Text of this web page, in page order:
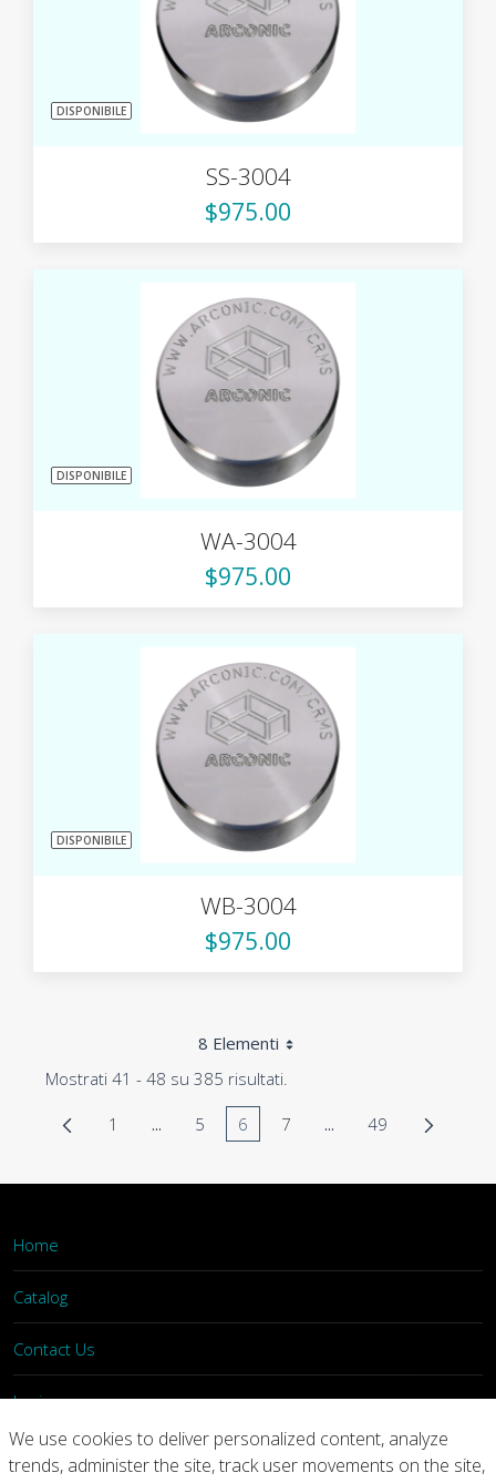
DISPONIBILE
SS-3004
$975.00
DISPONIBILE
WA-3004
$975.00
DISPONIBILE
WB-3004
$975.00
8 Elementi
Mostrati 41 - 48 su 385 risultati.
Pagina
1 ...Pagine intermedie Use TAB to navigate.
Pagina
5 Pagina
6 Pagina
7 ...Pagine intermedie
Pagina
49
Home
Catalog
Contact Us
Login
Home Catalog Contact Us
We use cookies to deliver personalized content, analyze
trends, administer the site, track user movements on the site,